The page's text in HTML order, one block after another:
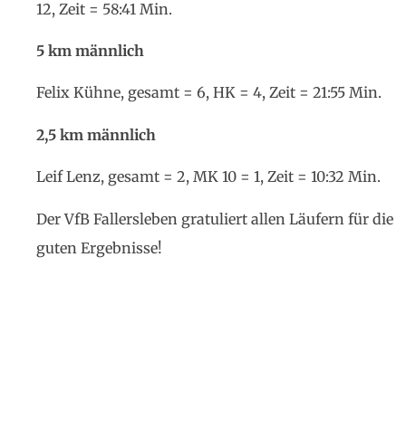
12, Zeit = 58:41 Min.
5 km männlich
Felix Kühne, gesamt = 6, HK = 4, Zeit = 21:55 Min.
2,5 km männlich
Leif Lenz, gesamt = 2, MK 10 = 1, Zeit = 10:32 Min.
Der VfB Fallersleben gratuliert allen Läufern für die
guten Ergebnisse!